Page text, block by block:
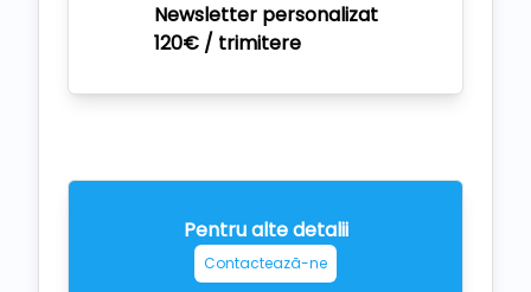
Newsletter personalizat
120€ / trimitere
Pentru alte detalii
Contactează-ne